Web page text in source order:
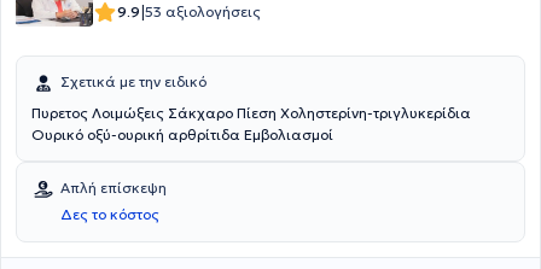
9.9|53 αξιολογήσεις
Σχετικά με την ειδικό
Πυρετος Λοιμώξεις Σάκχαρο Πίεση Χοληστερίνη-τριγλυκερίδια
Ουρικό οξύ-ουρική αρθρίτιδα Εμβολιασμοί
Απλή επίσκεψη
Δες το κόστος